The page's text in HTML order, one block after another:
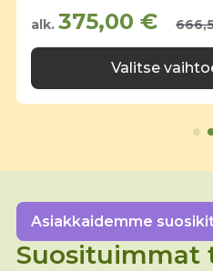
alk.375,00€
Valitse
Tällä
on
useampi
valinnat
sivulla.
Asiakkaidemme